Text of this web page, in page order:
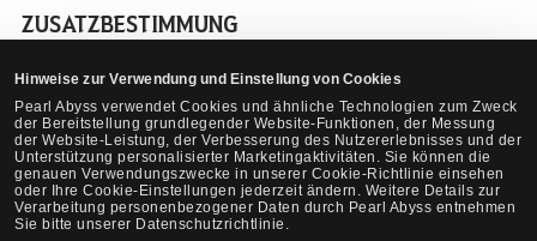
Hinweise zur Verwendung und Einstellung von Cookies
Pearl Abyss verwendet Cookies und ähnliche Technologien zum Zweck
der Bereitstellung grundlegender Website-Funktionen, der Messung
der Website-Leistung, der Verbesserung des Nutzererlebnisses und der
Unterstützung personalisierter Marketingaktivitäten. Sie können die
genauen Verwendungszwecke in unserer Cookie-Richtlinie einsehen
oder Ihre Cookie-Einstellungen jederzeit ändern. Weitere Details zur
Verarbeitung personenbezogener Daten durch Pearl Abyss entnehmen
Sie bitte unserer Datenschutzrichtlinie.
ZUSATZBESTIMMUNG
Drucken
S